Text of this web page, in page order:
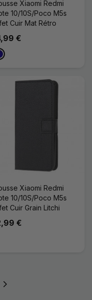
Xiaomi Redmi
10/10S/Poco M5s
Cuir Mat Rétro
€
Foncé
Xiaomi Redmi
10/10S/Poco M5s
Cuir Grain Litchi
€